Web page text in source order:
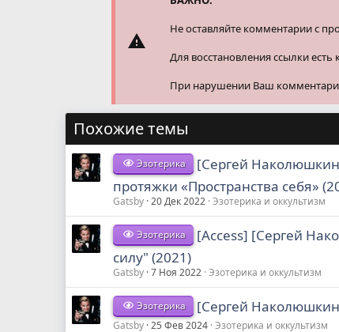
Не оставляйте комментарии с
Для восстановления ссылки есть
При нарушении Ваш
Похожие темы
Эзотерика
[Сергей
протяжки «Пространства себя»
Gatsby 20 Дек 2022 Эзотерика и оккультизм
Эзотерика
[Access] [Сергей
силу" (2021)
Gatsby 7 Ноя 2022 Эзотерика и оккультизм
Эзотерика [Сергей
Gatsby 25 Фев 2024 Эзотерика и оккультизм